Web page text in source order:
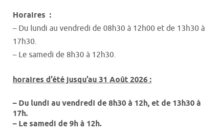
Horaires :
– Du lundi au vendredi de 08h30 à 12h00 et de 13h30 à
17h30.
– Le samedi de 8h30 à 12h30.
horaires d’été jusqu’au 31 Août 2026:
– Du lundi au vendredi de 8h30 à 12h, et de 13h30 à
17h.
– Le samedi de 9h à 12h.